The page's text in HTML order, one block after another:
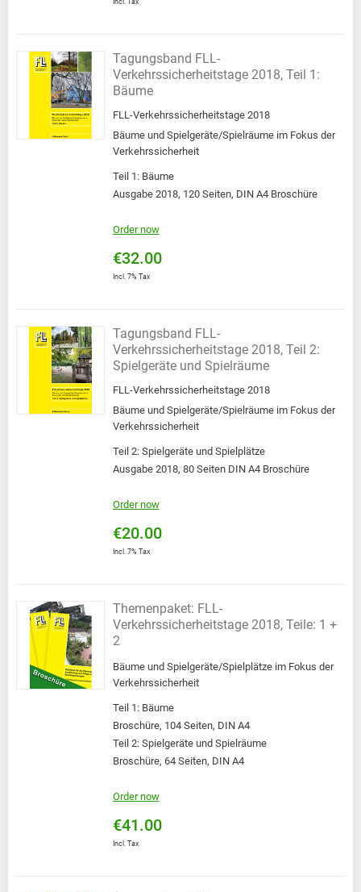
Incl. Tax
Tagungsband FLL-
Verkehrssicherheitstage 2018, Teil 1:
Bäume
FLL-Verkehrssicherheitstage 2018
Bäume und Spielgeräte/Spielräume im Fokus der
Verkehrssicherheit
Teil 1: Bäume
Ausgabe 2018, 120 Seiten, DIN A4 Broschüre
Order now
€32.00
Incl. 7% Tax
Tagungsband FLL-
Verkehrssicherheitstage 2018, Teil 2:
Spielgeräte und Spielräume
FLL-Verkehrssicherheitstage 2018
Bäume und Spielgeräte/Spielräume im Fokus der
Verkehrssicherheit
Teil 2: Spielgeräte und Spielplätze
Ausgabe 2018, 80 Seiten DIN A4 Broschüre
Order now
€20.00
Incl. 7% Tax
Themenpaket: FLL-
Verkehrssicherheitstage 2018, Teile: 1 +
2
Bäume und Spielgeräte/Spielplätze im Fokus der
Verkehrssicherheit
Teil 1: Bäume
Broschüre, 104 Seiten, DIN A4
Teil 2: Spielgeräte und Spielräume
Broschüre, 64 Seiten, DIN A4
Order now
€41.00
Incl. Tax